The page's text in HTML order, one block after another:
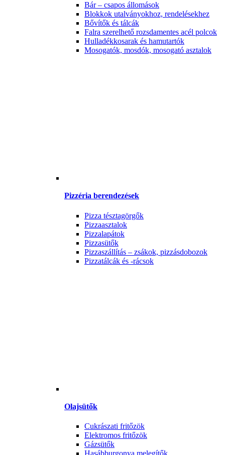
Bár – csapos állomások
Blokkok utalványokhoz, rendelésekhez
Bővítők és tálcák
Falra szerelhető rozsdamentes acél polcok
Hulladékkosarak és hamutartók
Mosogatók, mosdók, mosogató asztalok
Pizzéria berendezések
Pizza tésztagörgők
Pizzaasztalok
Pizzalapátok
Pizzasütők
Pizzaszállítás – zsákok, pizzásdobozok
Pizzatálcák és -rácsok
Olajsütők
Cukrászati fritőzök
Elektromos fritőzök
Gázsütők